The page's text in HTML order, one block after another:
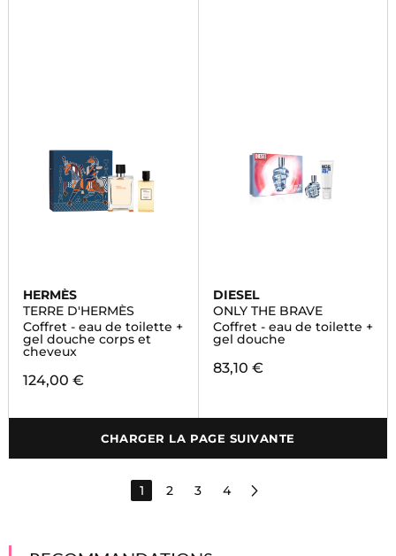
HERMÈS
TERRE D'HERMÈS
Coffret - eau de toilette +
gel douche corps et
cheveux
124,00 €
DIESEL
ONLY THE BRAVE
Coffret - eau de toilette +
gel douche
83,10 €
CHARGER LA PAGE SUIVANTE
1 2 3 4